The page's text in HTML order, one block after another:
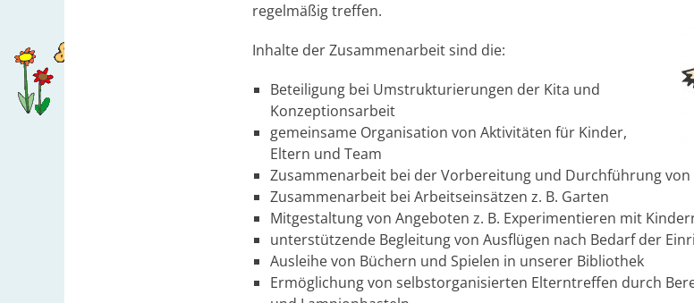
regelmäßig treffen.
Inhalte der Zusammenarbeit sind die:
Beteiligung bei Umstrukturierungen der Kita und
Konzeptionsarbeit
gemeinsame Organisation von Aktivitäten für Kinder,
Eltern und Team
Zusammenarbeit bei der Vorbereitung und Durchführung von
Zusammenarbeit bei Arbeitseinsätzen z. B. Garten
Mitgestaltung von Angeboten z. B. Experimentieren mit
unterstützende Begleitung von Ausflügen nach Bedarf der
Ausleihe von Büchern und Spielen in unserer Bibliothek
Ermöglichung von selbstorganisierten Elterntreffen durch